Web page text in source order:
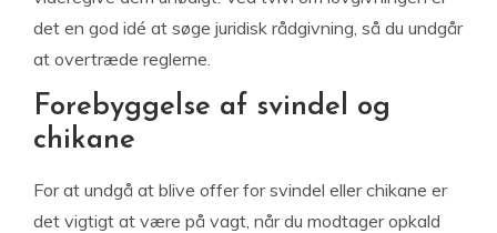
det en god idé at søge juridisk rådgivning, så du undgår
at overtræde reglerne.
Forebyggelse af svindel og
chikane
For at undgå at blive offer for svindel eller chikane er
det vigtigt at være på vagt, når du modtager opkald